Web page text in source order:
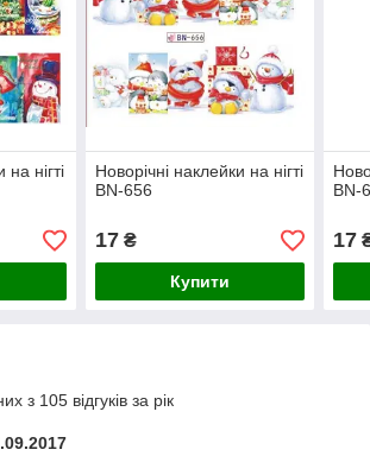
нігті
Новорічні наклейки на нігті
BN-656
17₴
Купити
BN-
17
з 105 відгуків за рік